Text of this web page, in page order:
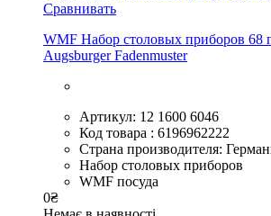
Сравнивать
WMF Набор столовых приборов 68
Augsburger Fadenmuster
Артикул: 12 1600 6046
Код товара : 6196962222
Страна производителя:
Набор столовых приборов
WMF посуда
0₴